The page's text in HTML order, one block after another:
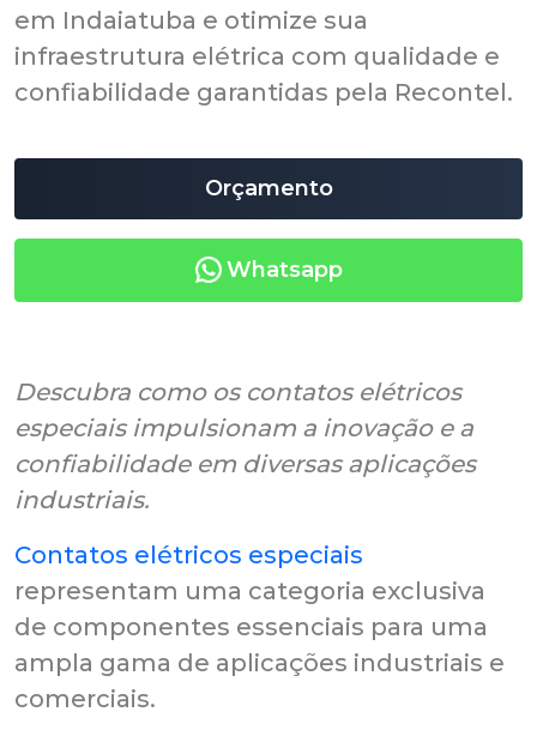
em Indaiatuba e otimize sua
infraestrutura elétrica com qualidade e
confiabilidade garantidas pela Recontel.
Orçamento
Whatsapp
Descubra como os contatos elétricos
especiais impulsionam a inovação e a
confiabilidade em diversas aplicações
industriais.
Contatos elétricos especiais
representam uma categoria exclusiva
de componentes essenciais para uma
ampla gama de aplicações industriais e
comerciais.